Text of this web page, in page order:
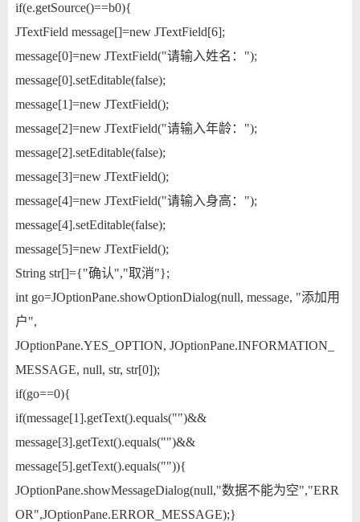
if(e.getSource()==b0){
JTextField message[]=new JTextField[6];
message[0]=new JTextField("请输入姓名：");
message[0].setEditable(false);
message[1]=new JTextField();
message[2]=new JTextField("请输入年龄：");
message[2].setEditable(false);
message[3]=new JTextField();
message[4]=new JTextField("请输入身高：");
message[4].setEditable(false);
message[5]=new JTextField();
String str[]={"确认","取消"};
int go=JOptionPane.showOptionDialog(null, message, "添加用
户",
JOptionPane.YES_OPTION, JOptionPane.INFORMATION_
MESSAGE, null, str, str[0]);
if(go==0){
if(message[1].getText().equals("")&&
message[3].getText().equals("")&&
message[5].getText().equals("")){
JOptionPane.showMessageDialog(null,"数据不能为空","ERR
OR",JOptionPane.ERROR_MESSAGE);}